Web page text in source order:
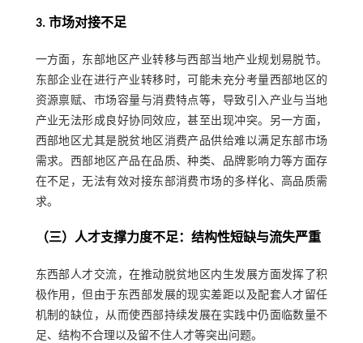
3. 市场对接不足
一方面，东部地区产业转移与西部当地产业规划易脱节。
东部企业在进行产业转移时，可能未充分考量西部地区的
资源禀赋、市场容量与消费特点等，导致引入产业与当地
产业无法形成良好协同效应，甚至出现冲突。另一方面，
西部地区尤其是脱贫地区消费产品供给难以满足东部市场
需求。西部地区产品在品质、种类、品牌影响力等方面存
在不足，无法有效对接东部消费市场的多样化、高品质需
求。
（三）人才支撑力度不足：结构性短缺与流失严重
东西部人才交流，在推动脱贫地区内生发展方面发挥了积
极作用，但由于东西部发展的现实差距以及配套人才留任
机制的缺位，从而使西部持续发展在实践中仍面临数量不
足、结构不合理以及留不住人才等突出问题。